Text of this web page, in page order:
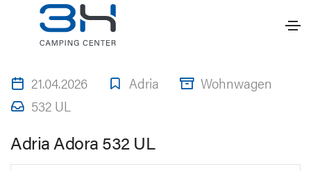
21.04.2026 Adria
Wohnwagen
532 UL
Adria Adora 532 UL